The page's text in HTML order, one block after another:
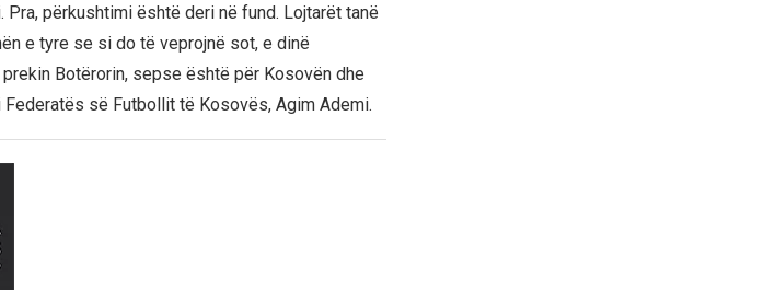
përkushtimi është deri në fund. Lojtarët tanë
e tyre se si do të veprojnë sot, e dinë
Botërorin, sepse është për Kosovën dhe
së Futbollit të Kosovës, Agim Ademi.